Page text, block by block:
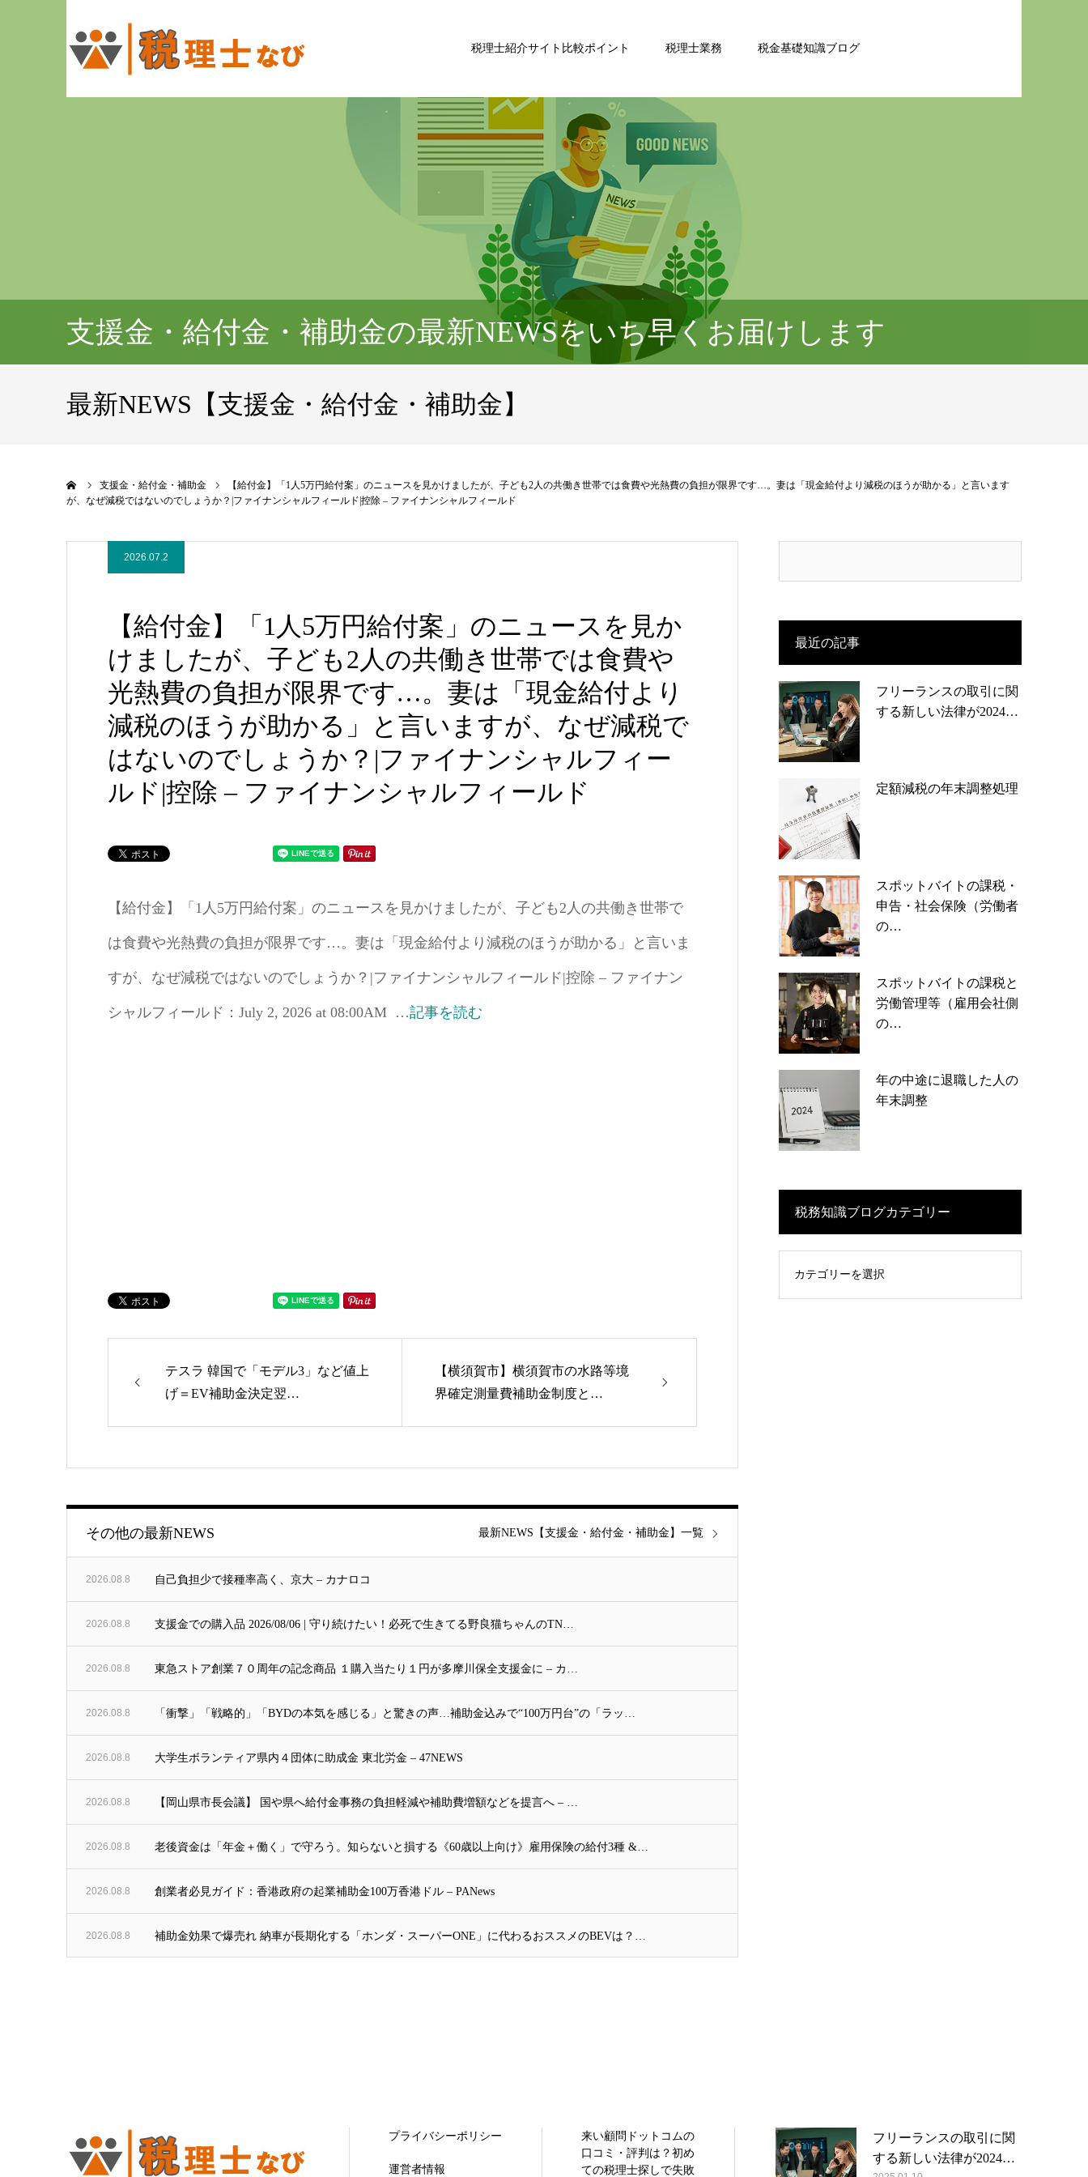
税理士紹介サイト比較ポイント 税理士業務 税金基礎知識ブログ
支援金・給付金・補助金の最新NEWSをいち早くお届けします
最新NEWS【支援金・給付金・補助金】
支援金・給付金・補助金
【給付金】「1人5万円給付案」のニュースを見かけましたが、子ども2人の共働き世帯では食費や光熱費の負担が限界です…。妻は「現金給付より減税のほうが助かる」と言います
が、なぜ減税ではないのでしょうか？|ファイナンシャルフィールド|控除 – ファイナンシャルフィールド
2026.07.2
【給付金】「1人5万円給付案」のニュースを見か
けましたが、子ども2人の共働き世帯では食費や
光熱費の負担が限界です…。妻は「現金給付より
減税のほうが助かる」と言いますが、なぜ減税で
はないのでしょうか？|ファイナンシャルフィー
ルド|控除 – ファイナンシャルフィールド
【給付金】「1人5万円給付案」のニュースを見かけましたが、子ども2人の共働き世帯で
は食費や光熱費の負担が限界です…。妻は「現金給付より減税のほうが助かる」と言いま
すが、なぜ減税ではないのでしょうか？|ファイナンシャルフィールド|控除 – ファイナン
シャルフィールド：July 2, 2026 at 08:00AM …記事を読む
テスラ 韓国で「モデル3」など値上
げ＝EV補助金決定翌…
【横須賀市】横須賀市の水路等境
界確定測量費補助金制度と…
その他の最新NEWS
2026.08.8 自己負担少で接種率高く、京大 – カナロコ
2026.08.8 支援金での購入品 2026/08/06 | 守り続けたい！必死で生きてる野良猫ちゃんのTN…
2026.08.8 東急ストア創業７０周年の記念商品 １購入当たり１円が多摩川保全支援金に – カ…
2026.08.8 「衝撃」「戦略的」「BYDの本気を感じる」と驚きの声…補助金込みで“100万円台”の「ラッ…
2026.08.8 大学生ボランティア県内４団体に助成金 東北労金 – 47NEWS
2026.08.8 【岡山県市長会議】 国や県へ給付金事務の負担軽減や補助費増額などを提言へ – …
2026.08.8 老後資金は「年金＋働く」で守ろう。知らないと損する《60歳以上向け》雇用保険の給付3種 &…
2026.08.8 創業者必見ガイド：香港政府の起業補助金100万香港ドル – PANews
2026.08.8 補助金効果で爆売れ 納車が長期化する「ホンダ・スーパーONE」に代わるおススメのBEVは？…
最新NEWS【支援金・給付金・補助金】一覧
最近の記事
フリーランスの取引に関
する新しい法律が2024…
定額減税の年末調整処理
スポットバイトの課税・
申告・社会保険（労働者
の…
スポットバイトの課税と
労働管理等（雇用会社側
の…
年の中途に退職した人の
年末調整
税務知識ブログカテゴリー
プライバシーポリシー
運営者情報
来い顧問ドットコムの
口コミ・評判は？初め
ての税理士探しで失敗
フリーランスの取引に関
する新しい法律が2024…